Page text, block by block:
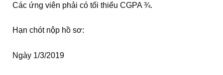
Các ứng viên phải có tối thiểu CGPA ¾.
Hạn chót nộp hồ sơ:
Ngày 1/3/2019